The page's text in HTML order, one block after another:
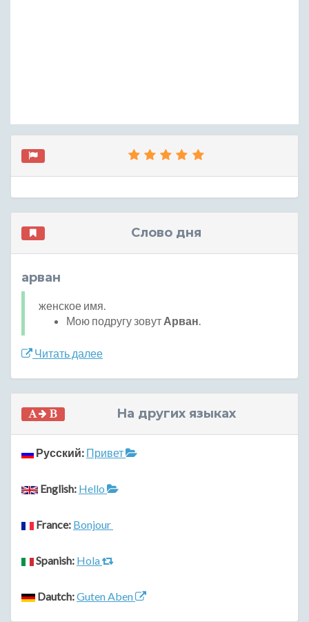
Слово дня
арван
женское имя.
Мою подругу зовут Арван.
Читать далее
На других языках
Русский: Привет
English: Hello
France: Bonjour
Spanish: Hola
Dautch:Guten Aben